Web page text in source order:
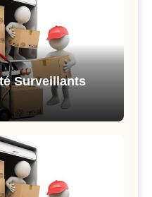
Surveillants